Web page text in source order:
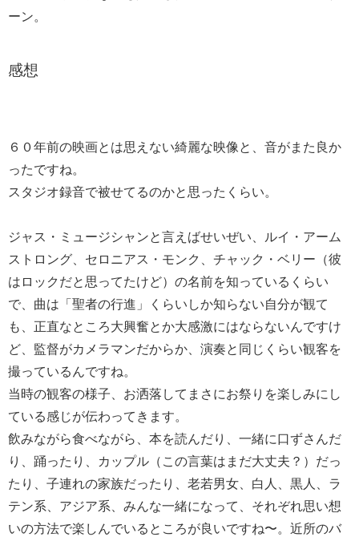
ーン。
感想
６０年前の映画とは思えない綺麗な映像と、音がまた良か
ったですね。
スタジオ録音で被せてるのかと思ったくらい。
ジャス・ミュージシャンと言えばせいぜい、ルイ・アーム
ストロング、セロニアス・モンク、チャック・ベリー（彼
はロックだと思ってたけど）の名前を知っているくらい
で、曲は「聖者の行進」くらいしか知らない自分が観て
も、正直なところ大興奮とか大感激にはならないんですけ
ど、監督がカメラマンだからか、演奏と同じくらい観客を
撮っているんですね。
当時の観客の様子、お洒落してまさにお祭りを楽しみにし
ている感じが伝わってきます。
飲みながら食べながら、本を読んだり、一緒に口ずさんだ
り、踊ったり、カップル（この言葉はまだ大丈夫？）だっ
たり、子連れの家族だったり、老若男女、白人、黒人、ラ
テン系、アジア系、みんな一緒になって、それぞれ思い想
いの方法で楽しんでいるところが良いですね〜。近所のバ